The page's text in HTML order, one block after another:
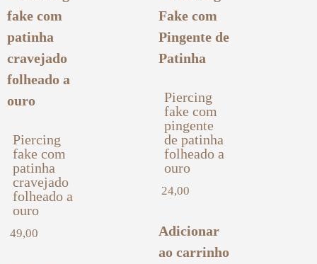
Piercing
fake com
patinha
cravejado
folheado a
ouro
49,00
Piercing
fake com
pingente
de patinha
folheado a
ouro
24,00
Adicionar
ao carrinho